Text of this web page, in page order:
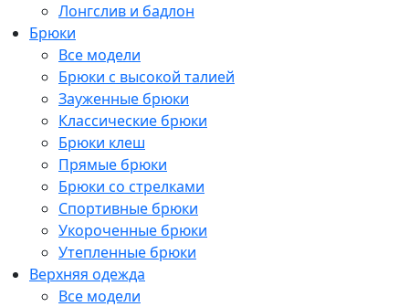
Лонгслив и бадлон
Брюки
Все модели
Брюки с высокой талией
Зауженные брюки
Классические брюки
Брюки клеш
Прямые брюки
Брюки со стрелками
Спортивные брюки
Укороченные брюки
Утепленные брюки
Верхняя одежда
Все модели